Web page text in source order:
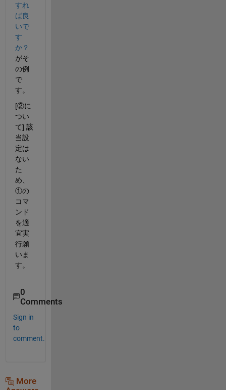
すれ
ば良
いで
す
か？
がそ
の例
で
す。
[②に
つい
て] 該
当設
定は
ない
た
め、
①の
コマ
ンド
を適
宜実
行願
いま
す。
0
Comments
Sign in
to
comment.
More